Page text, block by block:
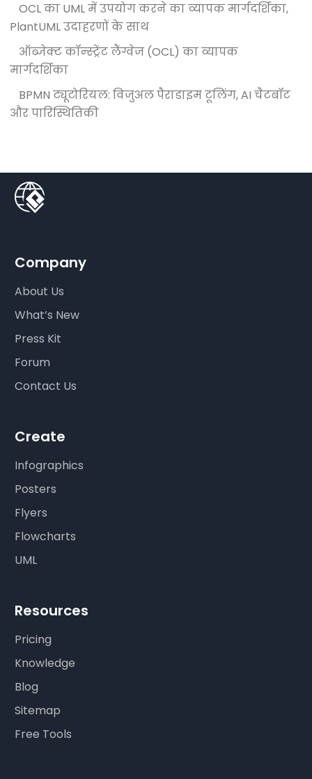
OCL का UML में उपयोग करने का व्यापक मार्गदर्शिका,
PlantUML उदाहरणों के साथ
ऑब्जेक्ट कॉन्स्ट्रेंट लैंग्वेज (OCL) का व्यापक
मार्गदर्शिका
BPMN ट्यूटोरियल: विजुअल पैराडाइम टूलिंग, AI चैटबॉट
और पारिस्थितिकी
Company
About Us
What’s New
Press Kit
Forum
Contact Us
Create
Infographics
Posters
Flyers
Flowcharts
UML
Resources
Pricing
Knowledge
Blog
Sitemap
Free Tools